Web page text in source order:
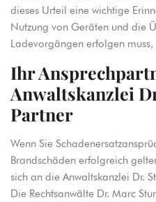
dieses Urteil eine wichtige
Nutzung von Geräten und die
Ladevorgängen erfolgen
Ihr
Anwaltskanzlei
Partner
Wenn Sie
Brandschäden erfolgreich
sich an die Anwaltskanzlei Dr.
Die Rechtsanwälte Dr. Marc